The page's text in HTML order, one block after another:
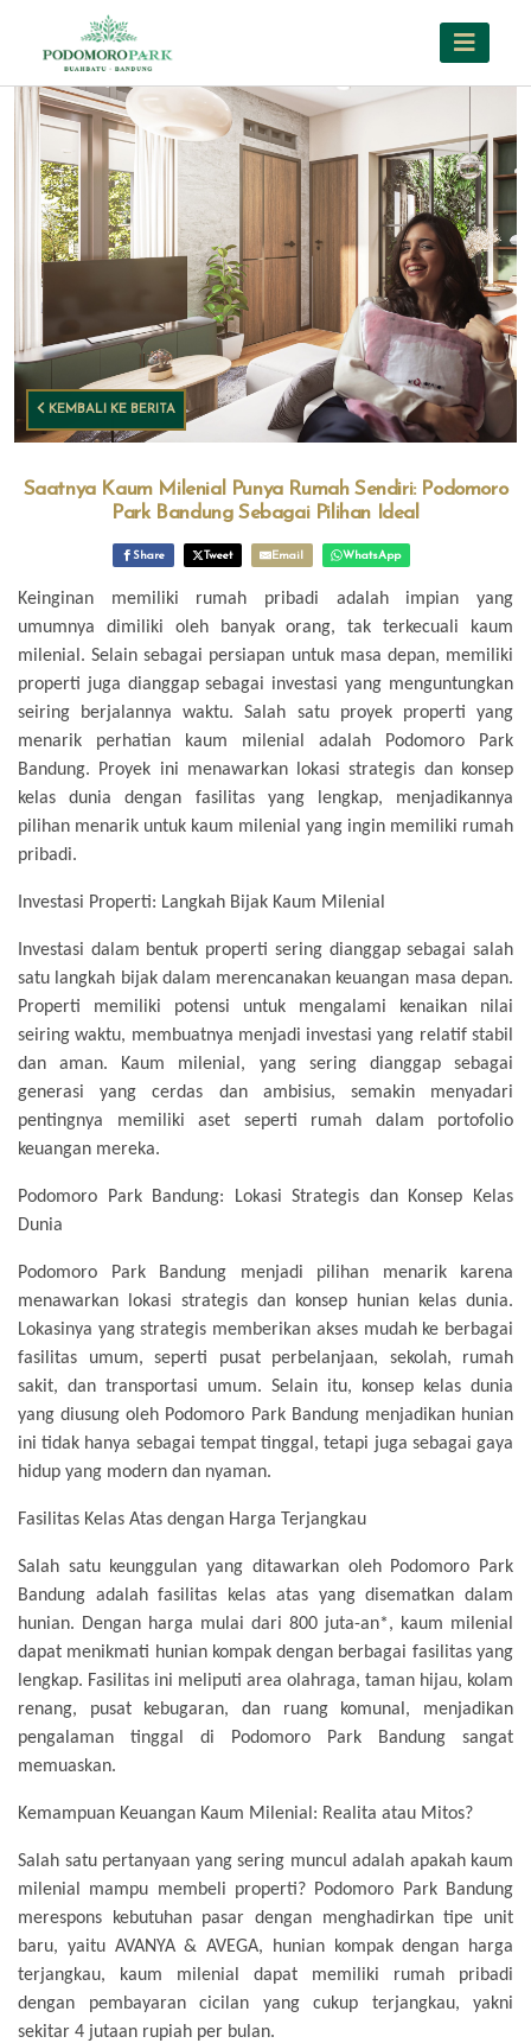
KEMBALI KE BERITA
Saatnya Kaum Milenial Punya Rumah Sendiri: Podomoro
Park Bandung Sebagai Pilihan Ideal
Share Tweet Email WhatsApp
Keinginan memiliki rumah pribadi adalah impian yang
umumnya dimiliki oleh banyak orang, tak terkecuali kaum
milenial. Selain sebagai persiapan untuk masa depan, memiliki
properti juga dianggap sebagai investasi yang menguntungkan
seiring berjalannya waktu. Salah satu proyek properti yang
menarik perhatian kaum milenial adalah Podomoro Park
Bandung. Proyek ini menawarkan lokasi strategis dan konsep
kelas dunia dengan fasilitas yang lengkap, menjadikannya
pilihan menarik untuk kaum milenial yang ingin memiliki rumah
pribadi.
Investasi Properti: Langkah Bijak Kaum Milenial
Investasi dalam bentuk properti sering dianggap sebagai salah
satu langkah bijak dalam merencanakan keuangan masa depan.
Properti memiliki potensi untuk mengalami kenaikan nilai
seiring waktu, membuatnya menjadi investasi yang relatif stabil
dan aman. Kaum milenial, yang sering dianggap sebagai
generasi yang cerdas dan ambisius, semakin menyadari
pentingnya memiliki aset seperti rumah dalam portofolio
keuangan mereka.
Podomoro Park Bandung: Lokasi Strategis dan Konsep Kelas
Dunia
Podomoro Park Bandung menjadi pilihan menarik karena
menawarkan lokasi strategis dan konsep hunian kelas dunia.
Lokasinya yang strategis memberikan akses mudah ke berbagai
fasilitas umum, seperti pusat perbelanjaan, sekolah, rumah
sakit, dan transportasi umum. Selain itu, konsep kelas dunia
yang diusung oleh Podomoro Park Bandung menjadikan hunian
ini tidak hanya sebagai tempat tinggal, tetapi juga sebagai gaya
hidup yang modern dan nyaman.
Fasilitas Kelas Atas dengan Harga Terjangkau
Salah satu keunggulan yang ditawarkan oleh Podomoro Park
Bandung adalah fasilitas kelas atas yang disematkan dalam
hunian. Dengan harga mulai dari 800 juta-an*, kaum milenial
dapat menikmati hunian kompak dengan berbagai fasilitas yang
lengkap. Fasilitas ini meliputi area olahraga, taman hijau, kolam
renang, pusat kebugaran, dan ruang komunal, menjadikan
pengalaman tinggal di Podomoro Park Bandung sangat
memuaskan.
Kemampuan Keuangan Kaum Milenial: Realita atau Mitos?
Salah satu pertanyaan yang sering muncul adalah apakah kaum
milenial mampu membeli properti? Podomoro Park Bandung
merespons kebutuhan pasar dengan menghadirkan tipe unit
baru, yaitu AVANYA & AVEGA, hunian kompak dengan harga
terjangkau, kaum milenial dapat memiliki rumah pribadi
dengan pembayaran cicilan yang cukup terjangkau, yakni
sekitar 4 jutaan rupiah per bulan.